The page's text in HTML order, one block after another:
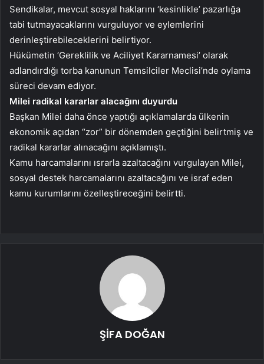
Sendikalar, mevcut sosyal haklarını ‘kesinlikle’ pazarlığa
tabi tutmayacaklarını vurguluyor ve eylemlerini
derinleştirebileceklerini belirtiyor.
Hükümetin ‘Gereklilik ve Aciliyet Kararnamesi’ olarak
adlandırdığı torba kanunun Temsilciler Meclisi’nde oylama
süreci devam ediyor.
Milei radikal kararlar alacağını duyurdu
Başkan Milei daha önce yaptığı açıklamalarda ülkenin
ekonomik açıdan “zor” bir dönemden geçtiğini belirtmiş ve
radikal kararlar alınacağını açıklamıştı.
Kamu harcamalarını ısrarla azaltacağını vurgulayan Milei,
sosyal destek harcamalarını azaltacağını ve israf eden
kamu kurumlarını özelleştireceğini belirtti.
ŞİFA DOĞAN